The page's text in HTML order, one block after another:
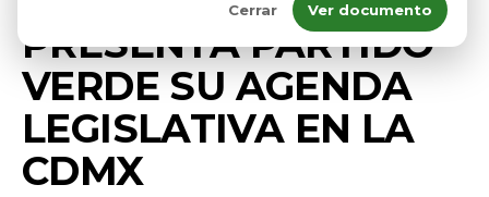
Cerrar Ver documento
PRESENTA PARTIDO
VERDE SU AGENDA
LEGISLATIVA EN LA
CDMX